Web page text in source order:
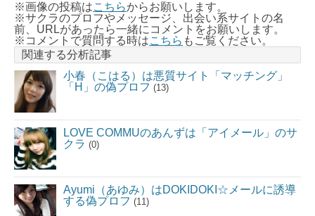
※画像の投稿はこちらからお願いします。
※サクラのプロフやメッセージ、出会い系サイトの名
前、URLがあったら一緒にコメントをお願いします。
※コメントで質問する時はこちら もご覧ください。
関連する分析記事
小春（こはる）は悪質サイト「マッチング」
「H」の偽プロフ (13)
LOVE COMMUのあんずは「アイメール」のサ
クラ (0)
Ayumi（あゆみ）はDOKIDOKI☆メールに誘導
する偽プロフ (11)